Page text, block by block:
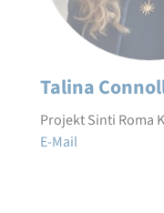
Talina
Projekt Sinti Roma
E-Mail